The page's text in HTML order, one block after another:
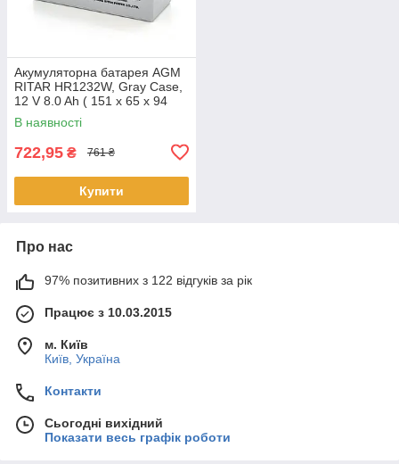
Акумуляторна батарея AGM
RITAR HR1232W, Gray Case,
12 V 8.0 Ah ( 151 х 65 х 94
(100) 2.20kg Q10
В наявності
722,95 ₴ 761 ₴
Купити
Про нас
97% позитивних з 122 відгуків за рік
Працює з 10.03.2015
м. Київ
Київ, Україна
Контакти
Сьогодні вихідний
Показати весь графік роботи